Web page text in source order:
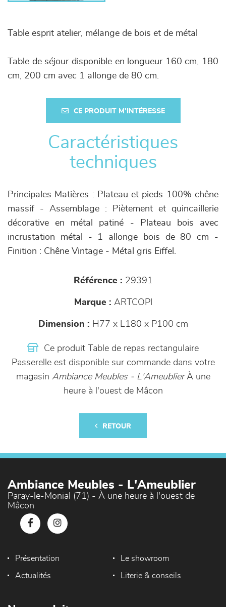
Table esprit atelier, mélange de bois et de métal
Table de séjour disponible en longueur 160 cm, 180
cm, 200 cm avec 1 allonge de 80 cm.
CE PRODUIT M'INTÉRESSE
Caractéristiques
techniques
Principales Matières : Plateau et pieds 100% chêne
massif - Assemblage : Piètement et quincaillerie
décorative en métal patiné - Plateau bois avec
incrustation métal - 1 allonge bois de 80 cm -
Finition : Chêne Vintage - Métal gris Eiffel.
Référence : 29391
Marque : ARTCOPI
Dimension : H77 x L180 x P100 cm
Ce produit Table de repas rectangulaire
Passerelle est disponible sur commande dans votre
magasin Ambiance Meubles - L'AmeublierÀ une
heure à l'ouest de Mâcon
RETOUR
Ambiance Meubles - L'Ameublier
Paray-le-Monial (71) - À une heure à l'ouest de
Mâcon
Présentation Le showroom
Actualités Literie & conseils